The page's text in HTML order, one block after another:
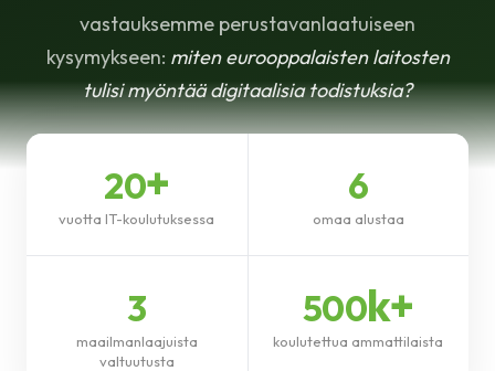
Standardit ja integraatiot
Tietopankki
Tuki
vastauksemme perustavanlaatuiseen
kysymykseen: miten eurooppalaisten laitosten
tulisi myöntää digitaalisia todistuksia?
20+
vuotta IT-koulutuksessa
6
omaa alustaa
3
maailmanlaajuista
valtuutusta
500k+
koulutettua ammattilaista